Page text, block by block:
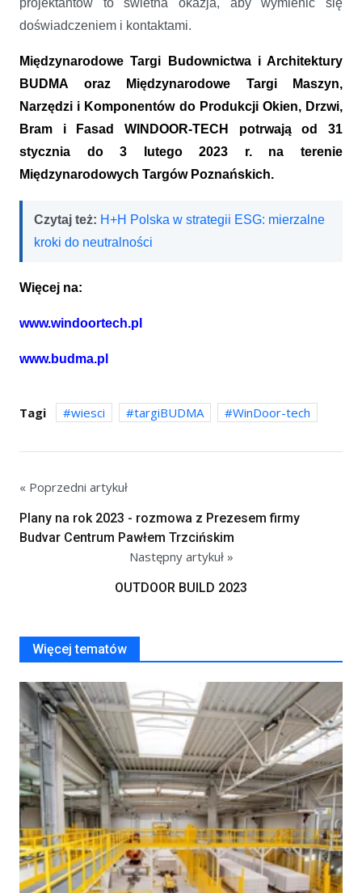
doświadczeniem i kontaktami.
Międzynarodowe Targi Budownictwa i Architektury
BUDMA oraz Międzynarodowe Targi Maszyn,
Narzędzi i Komponentów do Produkcji Okien, Drzwi,
Bram i Fasad WINDOOR-TECH potrwają od 31
stycznia do 3 lutego 2023 r. na terenie
Międzynarodowych Targów Poznańskich.
Czytaj też: H+H Polska w strategii ESG: mierzalne
kroki do neutralności
Więcej na:
www.windoortech.pl
www.budma.pl
Tagi wiesci targiBUDMA WinDoor-tech
« Poprzedni artykuł
Plany na rok 2023 - rozmowa z Prezesem firmy
Budvar Centrum Pawłem Trzcińskim
Następny artykuł »
OUTDOOR BUILD 2023
Więcej tematów